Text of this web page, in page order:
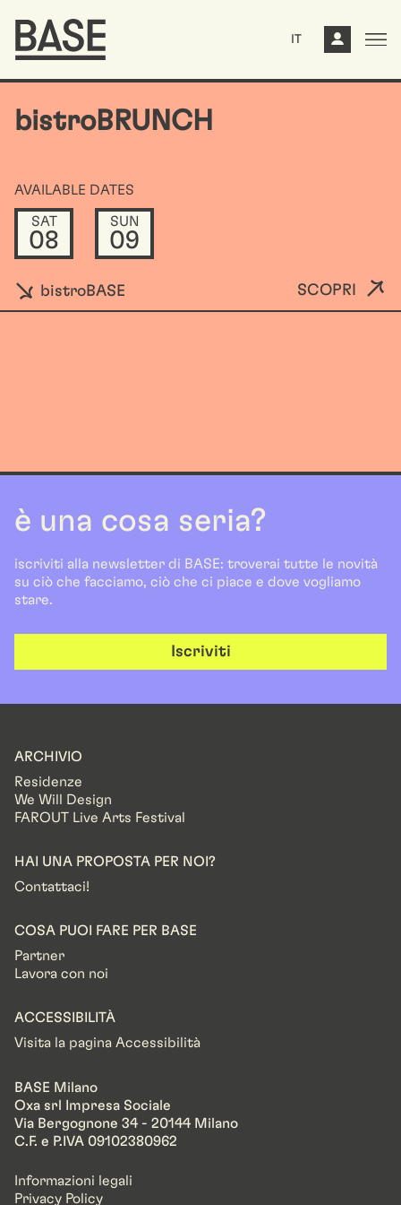
IT
bistroBRUNCH
AVAILABLE DATES
SAT
08
SUN
09
bistroBASE SCOPRI
è una cosa seria?
iscriviti alla newsletter di BASE: troverai tutte le novità
su ciò che facciamo, ciò che ci piace e dove vogliamo
stare.
Iscriviti
ARCHIVIO
Residenze
We Will Design
FAROUT Live Arts Festival
HAI UNA PROPOSTA PER NOI?
Contattaci!
COSA PUOI FARE PER BASE
Partner
Lavora con noi
ACCESSIBILITÀ
Visita la pagina Accessibilità
BASE Milano
Oxa srl Impresa Sociale
Via Bergognone 34 - 20144 Milano
C.F. e P.IVA 09102380962
Informazioni legali
Privacy Policy